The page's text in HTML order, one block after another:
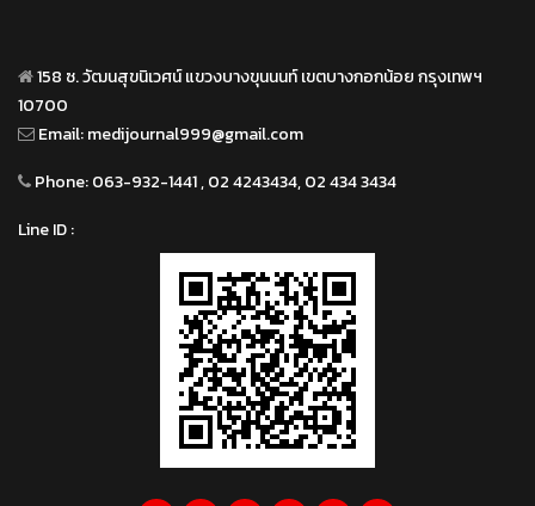
158 ซ. วัฒนสุขนิเวศน์ แขวงบางขุนนนท์ เขตบางกอกน้อย กรุงเทพฯ
10700
Email:medijournal999@gmail.com
Phone:063-932-1441 , 02 4243434, 02 434 3434
Line ID :